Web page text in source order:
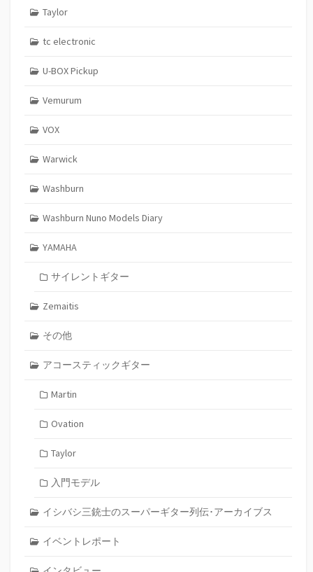
Taylor
tc electronic
U-BOX Pickup
Vemurum
VOX
Warwick
Washburn
Washburn Nuno Models Diary
YAMAHA
サイレントギター
Zemaitis
その他
アコースティックギター
Martin
Ovation
Taylor
入門モデル
イシバシ三銃士のスーパーギター列伝･アーカイブス
イベントレポート